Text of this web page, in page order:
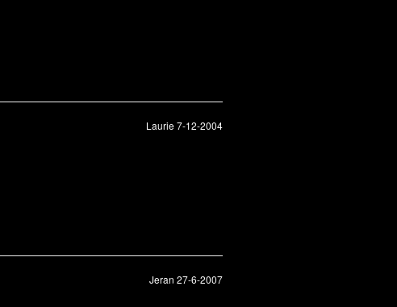
Laurie 7-12-2004
Jeran 27-6-2007